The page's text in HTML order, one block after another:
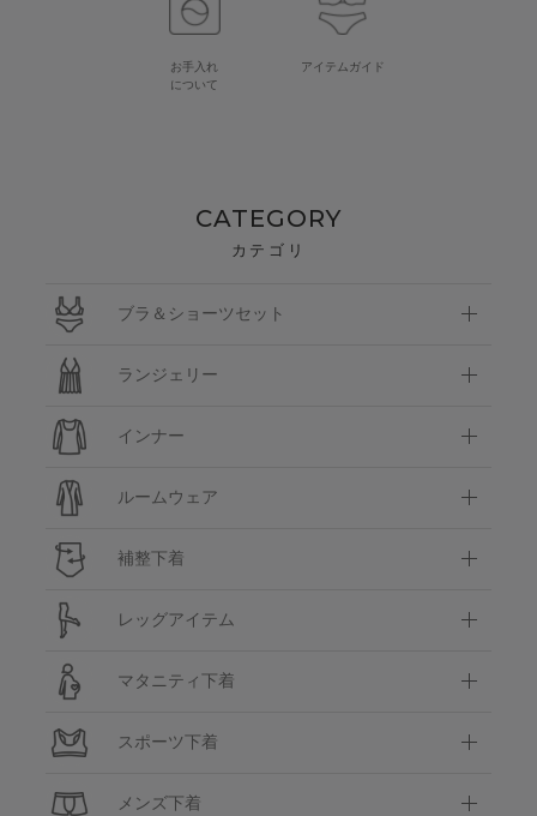
お手入れ
について
アイテムガイド
CATEGORY
カテゴリ
ブラ＆ショーツセット
ランジェリー
インナー
ルームウェア
補整下着
レッグアイテム
マタニティ下着
スポーツ下着
メンズ下着